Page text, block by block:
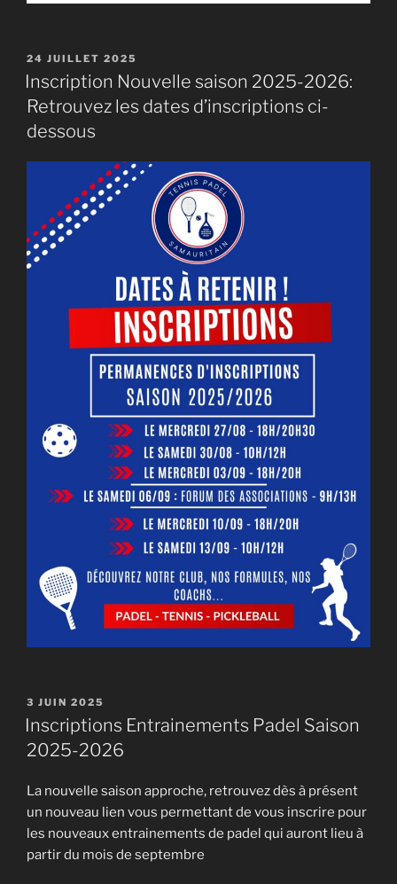
PUBLIÉ
LE
24 JUILLET 2025
Inscription Nouvelle saison 2025-2026:
Retrouvez les dates d’inscriptions ci-
dessous
PUBLIÉ
LE
3 JUIN 2025
Inscriptions Entrainements Padel Saison
2025-2026
La nouvelle saison approche, retrouvez dès à présent
un nouveau lien vous permettant de vous inscrire pour
les nouveaux entrainements de padel qui auront lieu à
partir du mois de septembre